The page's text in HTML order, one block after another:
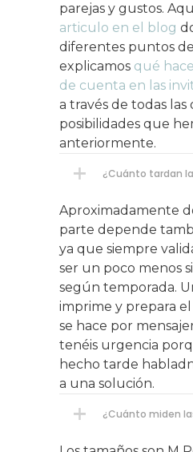
parejas y gustos.
articulo en el blog
diferentes puntos de
explicamos qué
de cuenta en las
a través de todas las
posibilidades que
anteriormente.
¿Cuánto tardan
Aproximadamente
parte depende
ya que siempre
ser un poco menos
según temporada.
imprime y prepara
se hace por
tenéis urgencia
hecho tarde
a una solución.
¿Cuánto miden